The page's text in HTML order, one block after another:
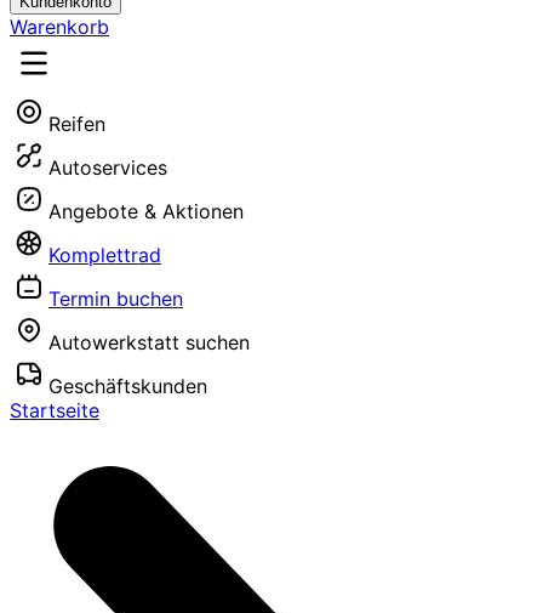
Warenkorb
Reifen
Autoservices
Angebote & Aktionen
Komplettrad
Termin buchen
Autowerkstatt suchen
Geschäftskunden
Startseite